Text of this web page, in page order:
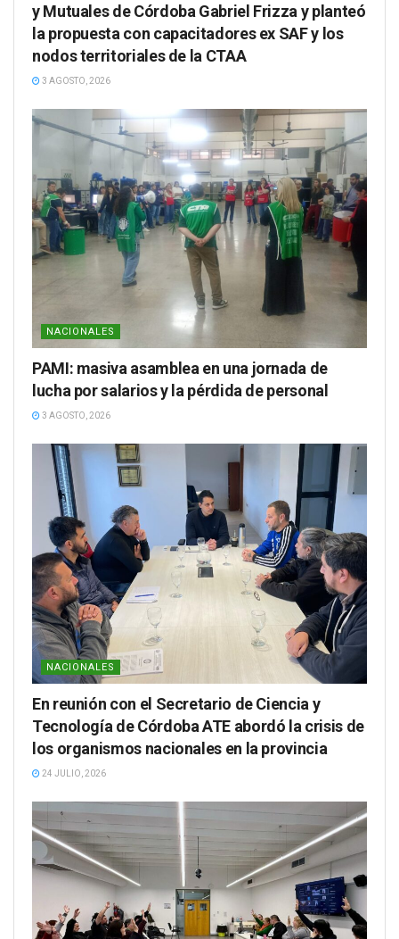
y Mutuales de Córdoba Gabriel Frizza y planteó
la propuesta con capacitadores ex SAF y los
nodos territoriales de la CTAA
3 AGOSTO, 2026
NACIONALES
PAMI: masiva asamblea en una jornada de
lucha por salarios y la pérdida de personal
3 AGOSTO, 2026
NACIONALES
En reunión con el Secretario de Ciencia y
Tecnología de Córdoba ATE abordó la crisis de
los organismos nacionales en la provincia
24 JULIO, 2026